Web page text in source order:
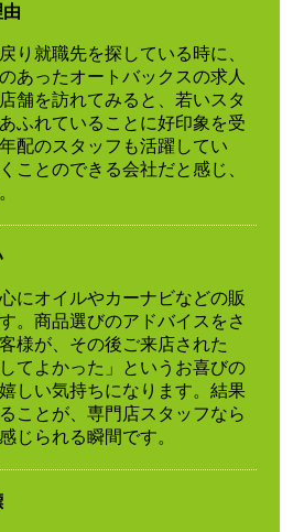
り就職先を探している時に、
あったオートバックスの求人
舗を訪れてみると、若いスタ
ふれていることに好印象を受
配のスタッフも活躍してい
ことのできる会社だと感じ、
にオイルやカーナビなどの販
。商品選びのアドバイスをさ
様が、その後ご来店された
てよかった」というお喜びの
しい気持ちになります。結果
ことが、専門店スタッフなら
じられる瞬間です。